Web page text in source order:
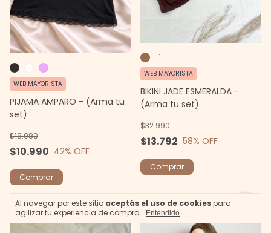
Al navegar por este sitio aceptás el uso de cookiespara
agilizar tu experiencia de compra.
Entendido
PIJAMA AMPARO - (Arma tu
set)
$10.990
$18.980
42% OFF
WEB MAYORISTA
Comprar
BIKINI JADE ESMERALDA -
(Arma tu set)
$13.792
$32.990
58% OFF
WEB MAYORISTA
+1
Comprar